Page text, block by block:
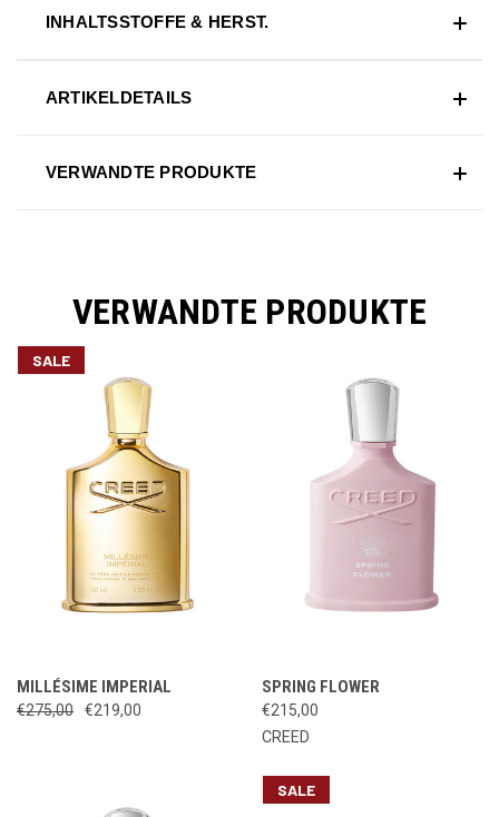
INHALTSSTOFFE & HERST.
ARTIKELDETAILS
VERWANDTE PRODUKTE
VERWANDTE PRODUKTE
SALE
MILLÉSIME IMPERIAL
€275,00 €219,00
SPRING FLOWER
€215,00
CREED
SALE